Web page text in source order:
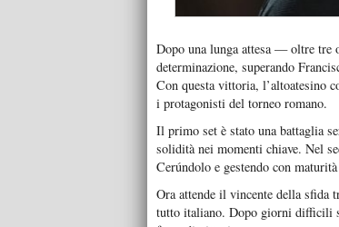
Dopo una lunga attesa — oltre tre
determinazione, superando
Con questa vittoria, l’altoatesino
i protagonisti del torneo romano.
Il primo set è stato una battaglia
solidità nei momenti chiave. Nel
Cerúndolo e gestendo con
Ora attende il vincente della sfida
tutto italiano. Dopo giorni difficili